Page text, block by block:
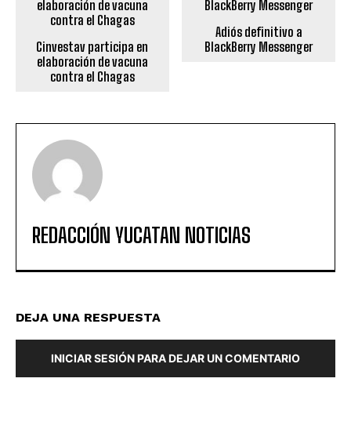
Cinvestav participa en
elaboración de vacuna
contra el Chagas
Adiós definitivo a
BlackBerry Messenger
REDACCIÓN YUCATAN NOTICIAS
DEJA UNA RESPUESTA
INICIAR SESIÓN PARA DEJAR UN COMENTARIO